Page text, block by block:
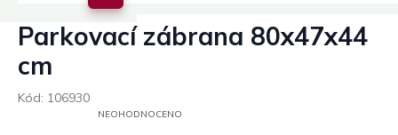
Parkovací zábrana 80x47x44
cm
Kód: 106930
PRŮMĚRNÉNEOHODNOCENO